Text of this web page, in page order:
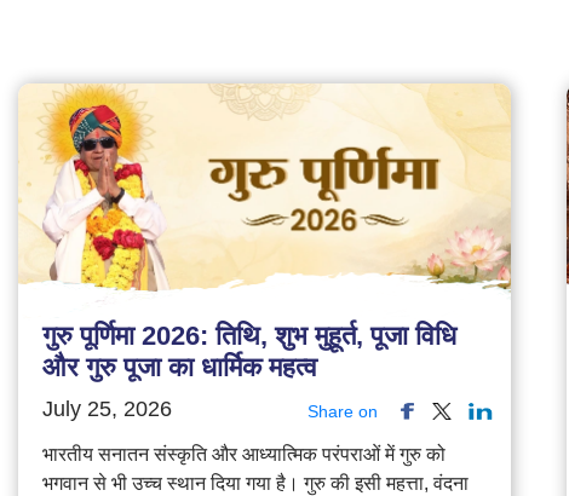
गुरु पूर्णिमा 2026: तिथि, शुभ मुहूर्त, पूजा विधि
और गुरु पूजा का धार्मिक महत्व
July 25, 2026 Share on
भारतीय सनातन संस्कृति और आध्यात्मिक परंपराओं में गुरु को
भगवान से भी उच्च स्थान दिया गया है। गुरु की इसी महत्ता, वंदना